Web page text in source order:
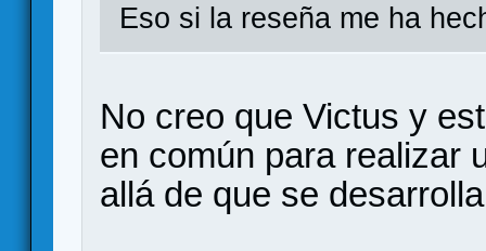
Eso si la reseña me ha
No creo que Victus y
en común para realizar
allá de que se